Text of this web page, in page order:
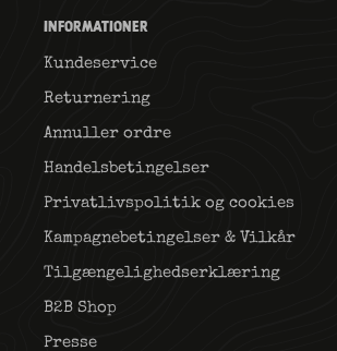
INFORMATIONER
Kundeservice
Returnering
Annuller ordre
Handelsbetingelser
Privatlivspolitik og cookies
Kampagnebetingelser & Vilkår
Tilgængelighedserklæring
B2B Shop
Presse